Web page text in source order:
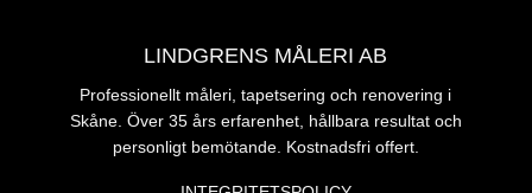
LINDGRENS MÅLERI AB
Professionellt måleri, tapetsering och renovering i
Skåne. Över 35 års erfarenhet, hållbara resultat och
personligt bemötande. Kostnadsfri offert.